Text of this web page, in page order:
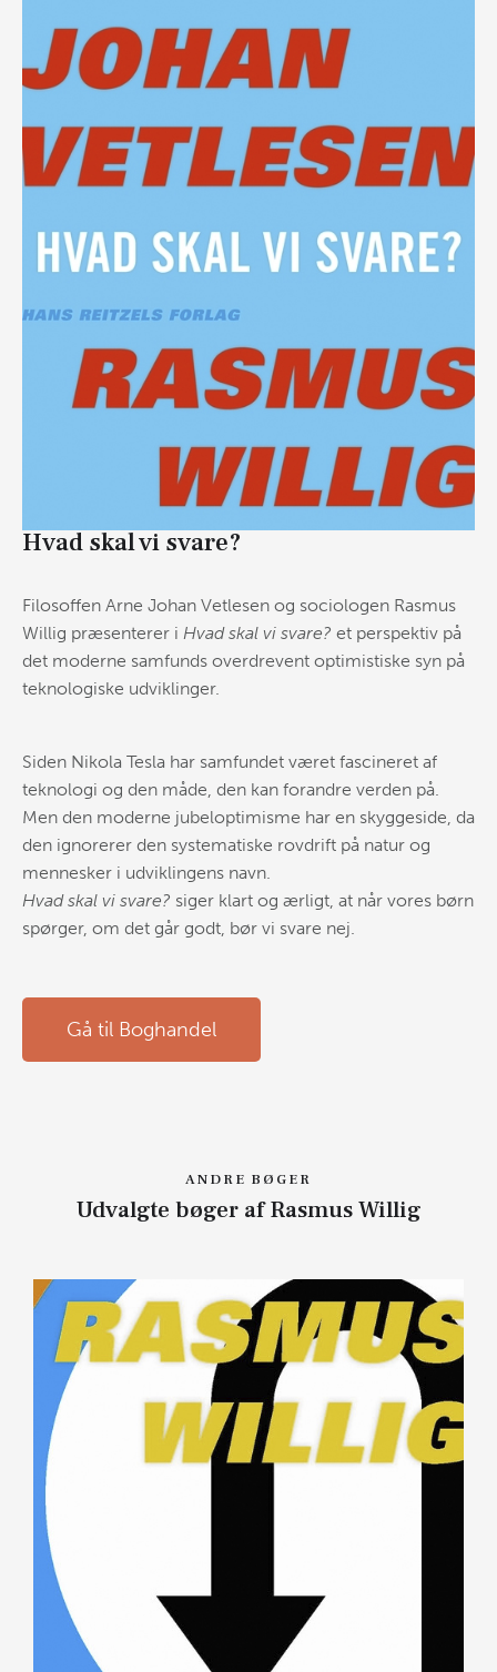
Hvad skal vi svare?
Filosoffen Arne Johan Vetlesen og sociologen Rasmus
Willig præsenterer i Hvad skal vi svare? et perspektiv på
det moderne samfunds overdrevent optimistiske syn på
teknologiske udviklinger.
Siden Nikola Tesla har samfundet været fascineret af
teknologi og den måde, den kan forandre verden på.
Men den moderne jubeloptimisme har en skyggeside, da
den ignorerer den systematiske rovdrift på natur og
mennesker i udviklingens navn.
Hvad skal vi svare? siger klart og ærligt, at når vores børn
spørger, om det går godt, bør vi svare nej.
Gå til Boghandel
ANDRE BØGER
Udvalgte bøger af Rasmus Willig